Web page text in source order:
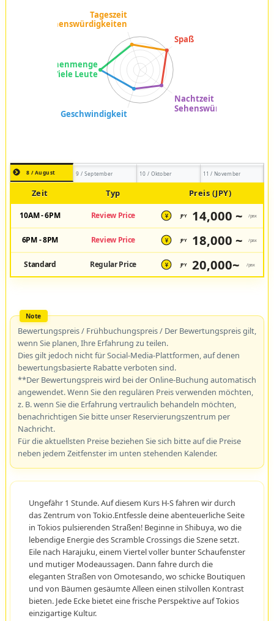
8 / August 9 / September 10 / Oktober 11 / November
Zeit Typ Preis (JPY)
10AM - 6PM Review Price ¥ JPY 14,000 ~ /pax
6PM - 8PM Review Price ¥ JPY 18,000 ~ /pax
Standard Regular Price ¥ JPY 20,000~ /pax
Bewertungspreis / Frühbuchungspreis / Der Bewertungspreis gilt,
wenn Sie planen, Ihre Erfahrung zu teilen.
Dies gilt jedoch nicht für Social-Media-Plattformen, auf denen
bewertungsbasierte Rabatte verboten sind.
**Der Bewertungspreis wird bei der Online-Buchung automatisch
angewendet. Wenn Sie den regulären Preis verwenden möchten,
z. B. wenn Sie die Erfahrung vertraulich behandeln möchten,
benachrichtigen Sie bitte unser Reservierungszentrum per
Nachricht.
Für die aktuellsten Preise beziehen Sie sich bitte auf die Preise
neben jedem Zeitfenster im unten stehenden Kalender.
Ungefähr 1 Stunde. Auf diesem Kurs H-S fahren wir durch
das Zentrum von Tokio.Entfessle deine abenteuerliche Seite
in Tokios pulsierenden Straßen! Beginne in Shibuya, wo die
lebendige Energie des Scramble Crossings die Szene setzt.
Eile nach Harajuku, einem Viertel voller bunter Schaufenster
und mutiger Modeaussagen. Dann fahre durch die
eleganten Straßen von Omotesando, wo schicke Boutiquen
und von Bäumen gesäumte Alleen einen stilvollen Kontrast
bieten. Jede Ecke bietet eine frische Perspektive auf Tokios
einzigartige Kultur.